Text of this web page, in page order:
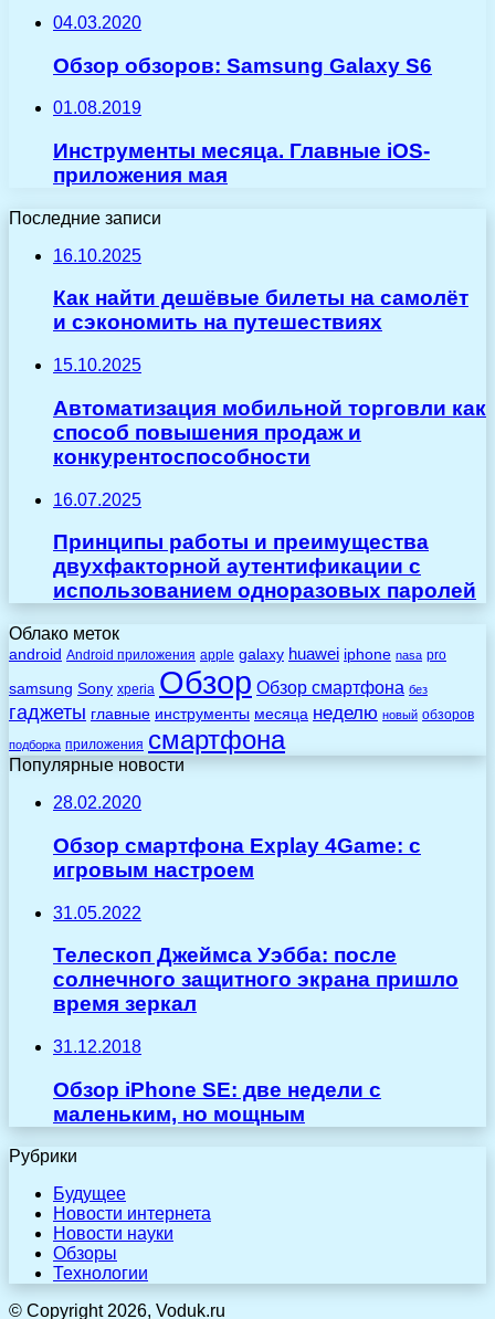
04.03.2020
Обзор обзоров: Samsung Galaxy S6
01.08.2019
Инструменты месяца. Главные iOS-
приложения мая
Последние записи
16.10.2025
Как найти дешёвые билеты на самолёт
и сэкономить на путешествиях
15.10.2025
Автоматизация мобильной торговли как
способ повышения продаж и
конкурентоспособности
16.07.2025
Принципы работы и преимущества
двухфакторной аутентификации с
использованием одноразовых паролей
Облако меток
android Android приложения apple galaxy huawei iphone nasa pro
samsung Sony xperia Обзор Обзор смартфона без
гаджеты главные инструменты месяца неделю новый обзоров
подборка приложения смартфона
Популярные новости
28.02.2020
Обзор смартфона Explay 4Game: c
игровым настроем
31.05.2022
Телескоп Джеймса Уэбба: после
солнечного защитного экрана пришло
время зеркал
31.12.2018
Обзор iPhone SE: две недели с
маленьким, но мощным
Рубрики
Будущее
Новости интернета
Новости науки
Обзоры
Технологии
© Copyright 2026, Voduk.ru